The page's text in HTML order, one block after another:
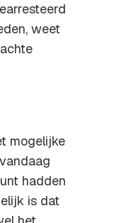
weet
mogelijke
hadden
is dat